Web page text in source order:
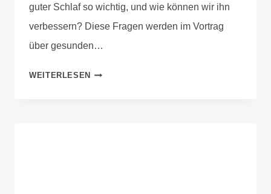
guter Schlaf so wichtig, und wie können wir ihn
verbessern? Diese Fragen werden im Vortrag
über gesunden…
WEITERLESEN